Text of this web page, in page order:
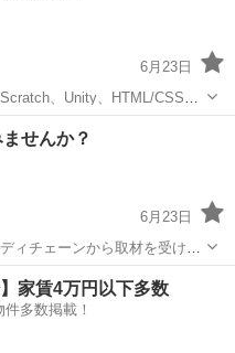
6月23日
ありませ
んか？ 学校の情報分野の授業だけでは不安 プログラミング...
オンライン
せんか？
6月23日
高く評価いただいています。
小学生
】家賃4万円以下多数
件多数掲載！